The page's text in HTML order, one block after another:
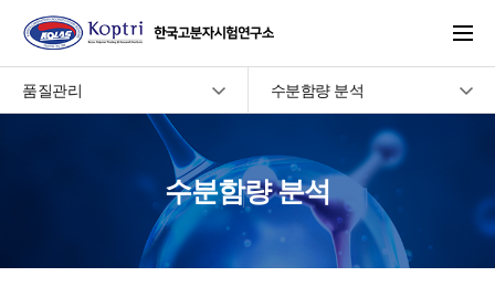
품질관리 수분함량 분석
수분함량 분석